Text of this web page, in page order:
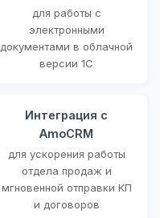
для работы с
электронными
документами в облачной
версии 1С
Интеграция с
AmoCRM
для ускорения работы
отдела продаж и
мгновенной отправки КП
и договоров